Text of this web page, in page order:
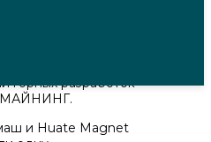
в
горных разработок
и Huate Magnet